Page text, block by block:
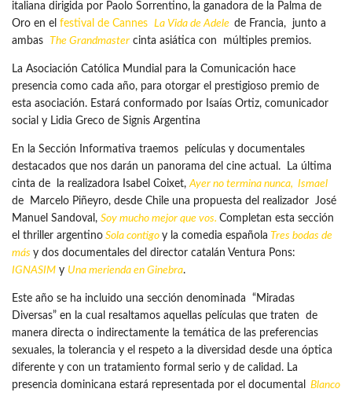
italiana dirigida por Paolo Sorrentino, la ganadora de la Palma de
Oro en el festival de Cannes La Vida de Adele de Francia, junto a
ambas
The Grandmaster cinta asiática con múltiples premios.
La Asociación Católica Mundial para la Comunicación hace
presencia como cada año, para otorgar el prestigioso premio de
esta asociación. Estará conformado por Isaías Ortiz, comunicador
social y Lidia Greco de Signis Argentina
En la Sección Informativa traemos películas y documentales
destacados que nos darán un panorama del cine actual. La última
cinta de la realizadora Isabel Coixet,Ayer no termina nunca, Ismael
de Marcelo Piñeyro, desde Chile una propuesta del realizador José
Manuel Sandoval, Soy mucho mejor que vos. Completan esta sección
el thriller argentino Sola contigo y la comedia española Tres bodas de
más y dos documentales del director catalán Ventura Pons:
IGNASIM y Una merienda en Ginebra.
Este año se ha incluido una sección denominada “Miradas
Diversas” en la cual resaltamos aquellas películas que traten de
manera directa o indirectamente la temática de las preferencias
sexuales, la tolerancia y el respeto a la diversidad desde una óptica
diferente y con un tratamiento formal serio y de calidad. La
presencia dominicana estará representada por el documental
Blanco